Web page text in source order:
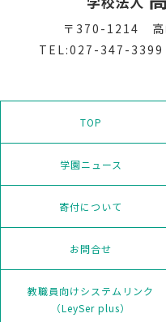
〒370-1214 高
TEL:027-347-3399
TOP
学園ニュース
寄付について
お問合せ
教職員向けシステムリンク
（LeySer plus）